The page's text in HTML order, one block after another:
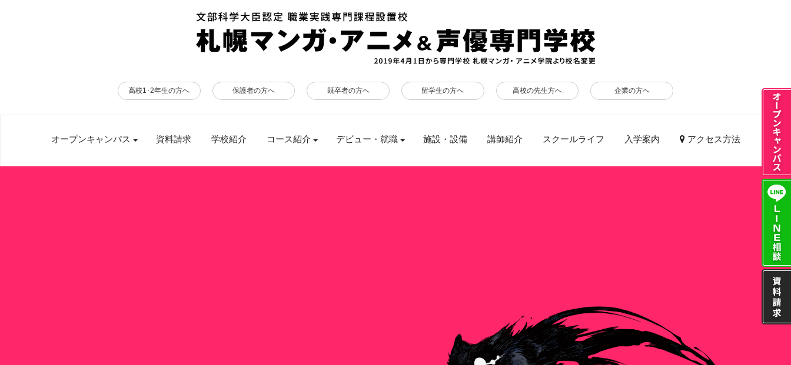
高校1･2年生の方へ 保護者の方へ 既卒者の方へ 留学生の方へ 高校の先生方へ 企業の方へ
オープンキャンパス 資料請求 学校紹介 コース紹介 デビュー・就職 施設・設備 講師紹介 スクールライフ 入学案内 アクセス方法